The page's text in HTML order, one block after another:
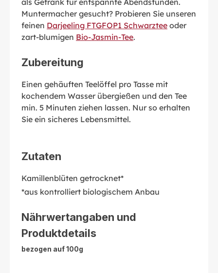
Muntermacher gesucht? Probieren Sie unseren
feinen Darjeeling FTGFOP1 Schwarztee oder
zart-blumigen Bio-Jasmin-Tee.
Zubereitung
Einen gehäuften Teelöffel pro Tasse mit
kochendem Wasser übergießen und den Tee
min. 5 Minuten ziehen lassen. Nur so erhalten
Sie ein sicheres Lebensmittel.
Zutaten
Kamillenblüten getrocknet*
*aus kontrolliert biologischem Anbau
Nährwertangaben und
Produktdetails
bezogen auf 100g